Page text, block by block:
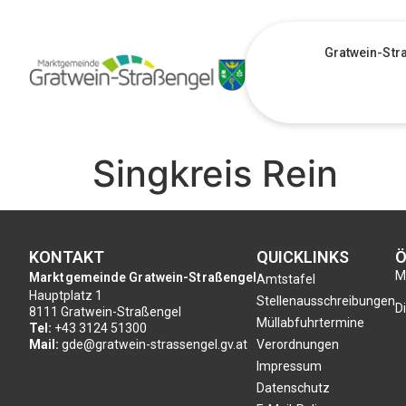
Gratwein-
Singkreis Rein
KONTAKT
Marktgemeinde Gratwein-Straßengel
Hauptplatz 1
8111 Gratwein-Straßengel
Tel: +43 3124 51300
Mail: gde@gratwein-strassengel.gv.at
QUICKLINKS
Amtstafel
Stellenausschreibungen
Müllabfuhrtermine
Verordnungen
Impressum
Datenschutz